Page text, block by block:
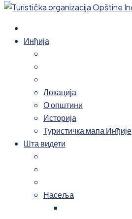
Инђија
Локација
О општини
Историја
Туристичка мапа Инђије
Шта видети
Насеља